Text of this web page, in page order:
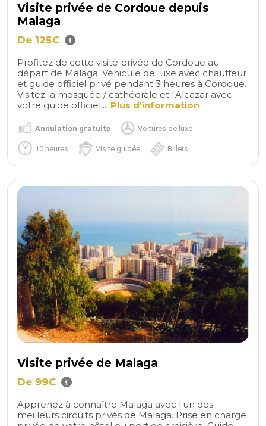
Visite privée de Cordoue depuis
Malaga
De 125€
Profitez de cette visite privée de Cordoue au
départ de Malaga. Véhicule de luxe avec chauffeur
et guide officiel privé pendant 3 heures à Cordoue.
Visitez la mosquée / cathédrale et l'Alcazar avec
votre guide officiel.... Plus d'information
Annulation gratuite Voitures de luxe
10 heures Visite guidée Billets
Visite privée de Malaga
De 99€
Apprenez à connaître Malaga avec l'un des
meilleurs circuits privés de Malaga. Prise en charge